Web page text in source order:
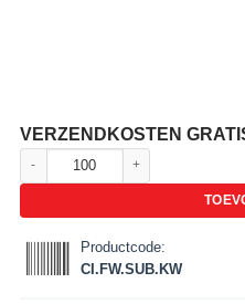
VERZENDKOSTEN
Festivalbandjes bedrukken |
Productcode:
CI.FW.SUB.KW